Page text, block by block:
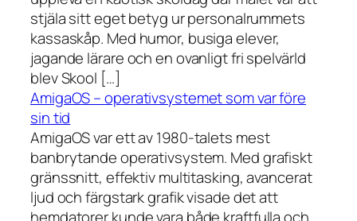
stjäla sitt eget betyg ur personalrummets
kassaskåp. Med humor, busiga elever,
jagande lärare och en ovanligt fri spelvärld
blev Skool […]
AmigaOS – operativsystemet som var före
sin tid
AmigaOS var ett av 1980-talets mest
banbrytande operativsystem. Med grafiskt
gränssnitt, effektiv multitasking, avancerat
ljud och färgstark grafik visade det att